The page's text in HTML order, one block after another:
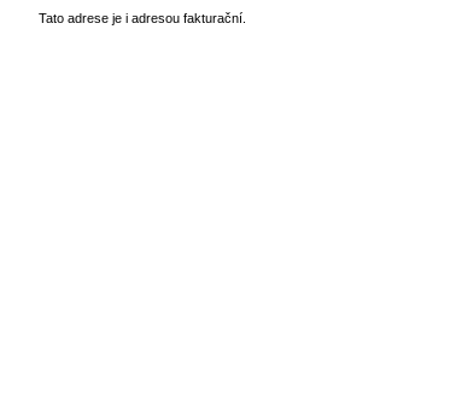
Tato adrese je i adresou fakturační.